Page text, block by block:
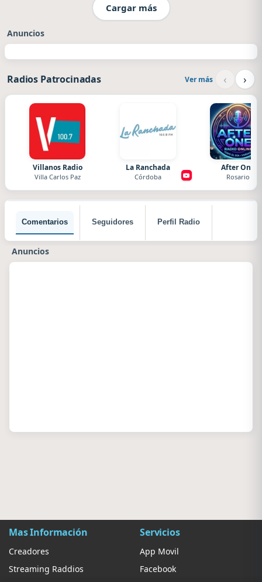
Cargar más
Anuncios
Radios Patrocinadas Ver más ‹ ›
Villanos Radio
Villa Carlos Paz
La Ranchada
Córdoba
After One
Rosario
Comentarios Seguidores Perfil Radio
Anuncios
Mas Información
Creadores
Streaming Raddios
Servicios
App Movil
Facebook